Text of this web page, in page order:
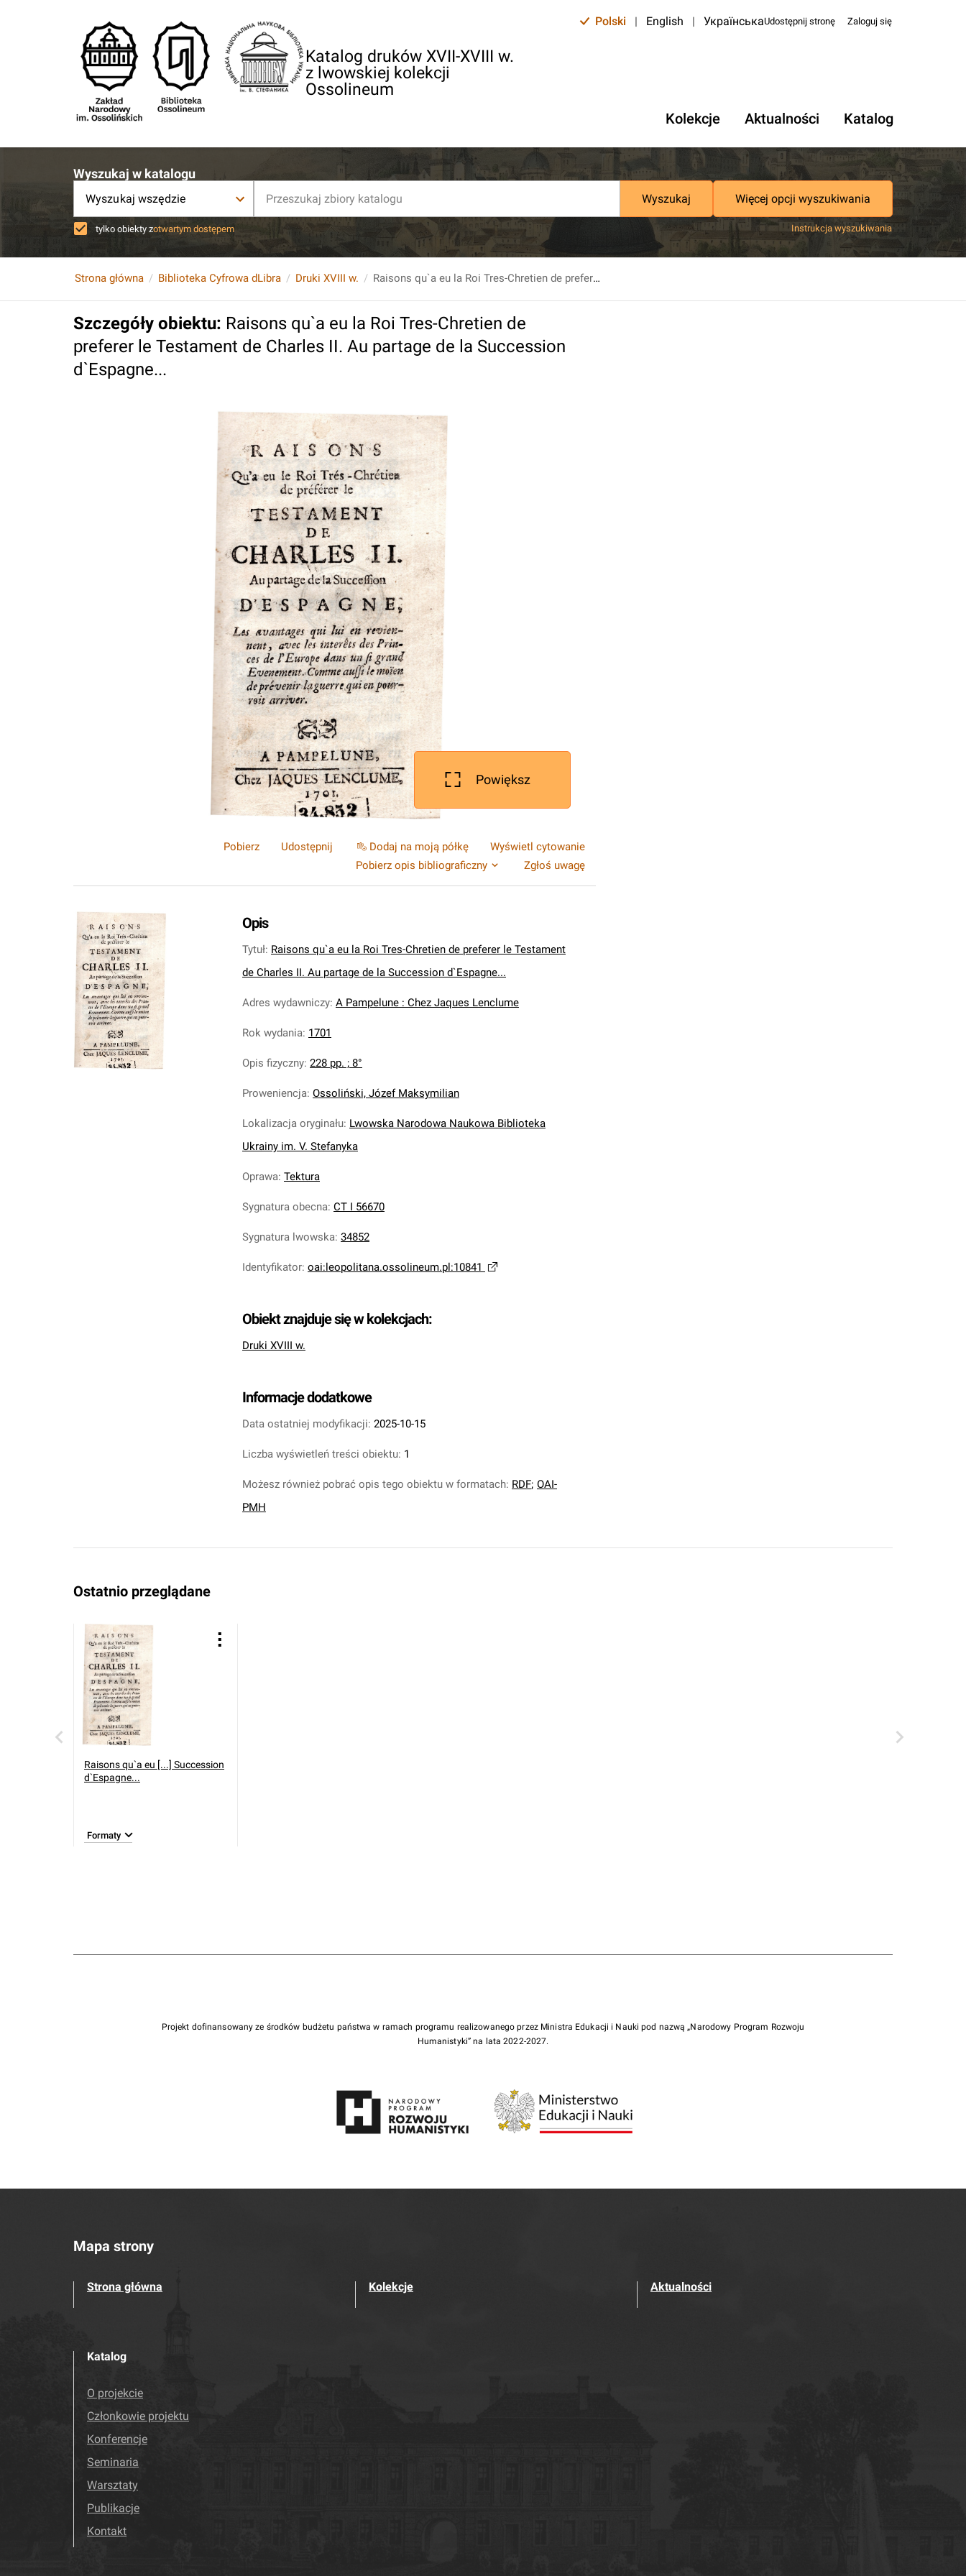
Katalog druków XVII-XVIII w.
z lwowskiej kolekcji
Ossolineum
Polski | English | УкраїнськаUdostępnij stronę Zaloguj się
Kolekcje Aktualności Katalog
Wyszukaj w katalogu
Wyszukaj wszędzie Wyszukaj Więcej opcji wyszukiwania
tylko obiekty zotwartym dostępem Instrukcja wyszukiwania
Strona główna Biblioteka Cyfrowa dLibra Druki XVIII w. Raisons qu`a eu la Roi Tres-Chretien de preferer le Testament de Charles II. Au partage de la Succession d`Espagne...
Szczegóły obiektu: Raisons qu`a eu la Roi Tres-Chretien de
preferer le Testament de Charles II. Au partage de la Succession
d`Espagne...
Powiększ
Pobierz Udostępnij Dodaj na moją półkę
Wyświetl cytowanie
Pobierz opis bibliograficzny
Zgłoś uwagę
Opis
Tytuł: Raisons qu`a eu la Roi Tres-Chretien de preferer le Testament
de Charles II. Au partage de la Succession d`Espagne...
Adres wydawniczy: A Pampelune : Chez Jaques Lenclume
Rok wydania: 1701
Opis fizyczny: 228 pp. ; 8°
Proweniencja: Ossoliński, Józef Maksymilian
Lokalizacja oryginału: Lwowska Narodowa Naukowa Biblioteka
Ukrainy im. V. Stefanyka
Oprawa: Tektura
Sygnatura obecna: CT I 56670
Sygnatura lwowska: 34852
Identyfikator: oai:leopolitana.ossolineum.pl:10841
Obiekt znajduje się w kolekcjach:
Druki XVIII w.
Informacje dodatkowe
Data ostatniej modyfikacji: 2025-10-15
Liczba wyświetleń treści obiektu: 1
Możesz również pobrać opis tego obiektu w formatach: RDF; OAI-
PMH
Ostatnio przeglądane
Raisons qu`a eu [...] Succession
d`Espagne...
Formaty
Projekt dofinansowany ze środków budżetu państwa w ramach programu realizowanego przez Ministra Edukacji i Nauki pod nazwą „Narodowy Program Rozwoju
Humanistyki” na lata 2022-2027.
Mapa strony
Strona główna Kolekcje Aktualności
Katalog
O projekcie
Członkowie projektu
Konferencje
Seminaria
Warsztaty
Publikacje
Kontakt